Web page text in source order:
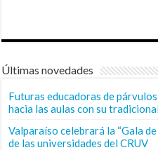
Últimas novedades
Futuras educadoras de
hacia las aulas con su
Valparaíso celebrará la “Gala
de las universidades del CRUV